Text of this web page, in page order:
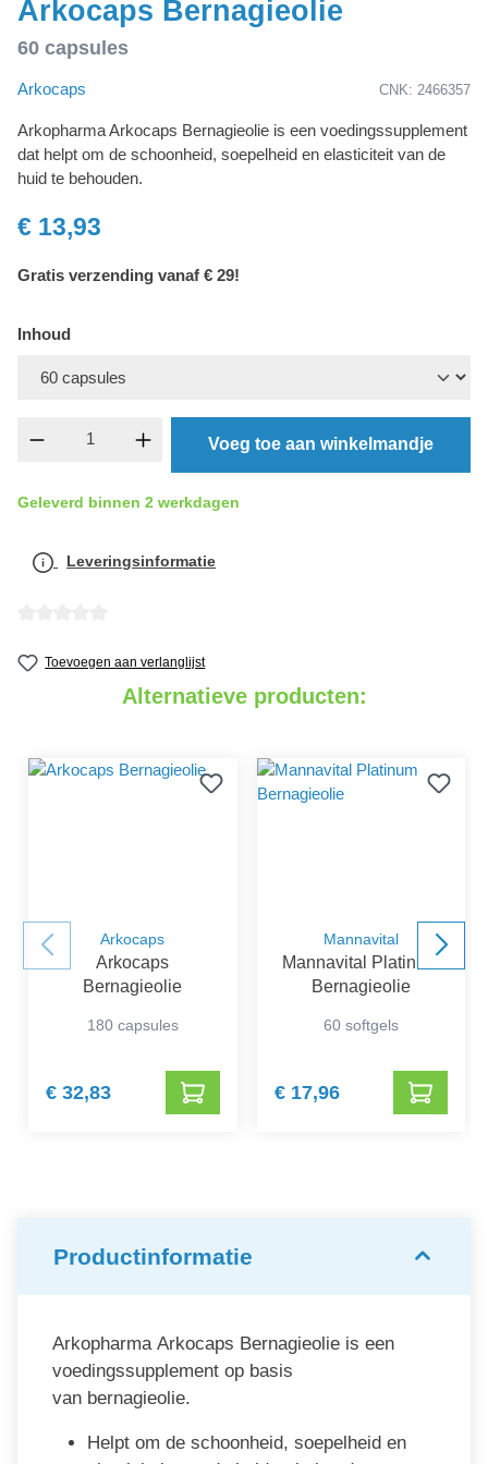
Arkocaps Bernagieolie
60 capsules
Arkocaps CNK: 2466357
Arkopharma Arkocaps Bernagieolie is een voedingssupplement
dat helpt om de schoonheid, soepelheid en elasticiteit van de
huid te behouden.
€ 13,93
Gratis verzending vanaf € 29!
Inhoud
component.product.quantitySelect.legend
Voeg toe aan winkelmandje
Geleverd binnen 2 werkdagen
Leveringsinformatie
Toevoegen aan verlanglijst
Alternatieve producten:
Arkocaps
Arkocaps
Bernagieolie
180 capsules
€ 32,83
Mannavital
Mannavital Platinum
Bernagieolie
60 softgels
€ 17,96
Productinformatie
Arkopharma Arkocaps Bernagieolie is een
voedingssupplement op basis
van bernagieolie.
Helpt om de schoonheid, soepelheid en